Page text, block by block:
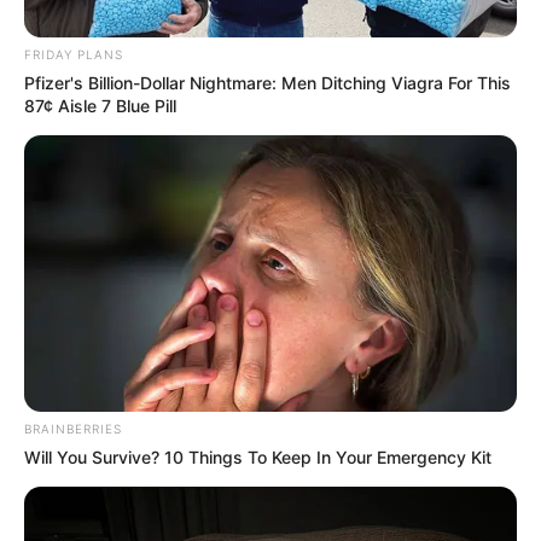
FRIDAY PLANS
Pfizer's Billion-Dollar Nightmare: Men Ditching Viagra For This
87¢ Aisle 7 Blue Pill
BRAINBERRIES
Will You Survive? 10 Things To Keep In Your Emergency Kit